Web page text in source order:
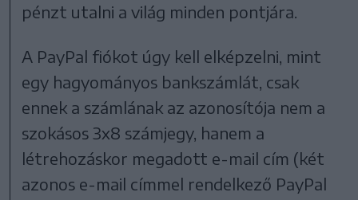
pénzt utalni a világ minden pontjára.
A PayPal fiókot úgy kell elképzelni, mint
egy hagyományos bankszámlát, csak
ennek a számlának az azonosítója nem a
szokásos 3x8 számjegy, hanem a
létrehozáskor megadott e-mail cím (két
azonos e-mail címmel rendelkező PayPal